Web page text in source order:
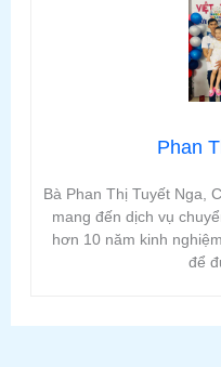
Phan
Bà Phan Thị Tuyết Nga,
mang đến dịch vụ
hơn 10 năm kinh
để